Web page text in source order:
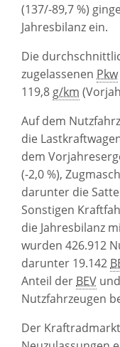
(137/-89,7 %)
Jahresbilanz ein.
Die
zugelassenen Pkw
119,8 g/km
Auf dem
die
dem
(-2,0 %),
darunter die
Sonstigen
die Jahresbilanz
wurden 426.912
darunter 19.142
Anteil der BEV
Nutzfahrzeugen
Der